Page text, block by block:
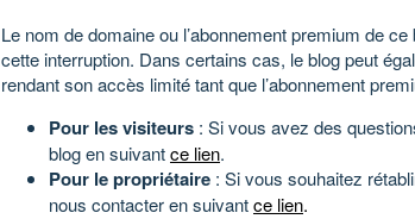
Le nom de domaine ou l’abonnement premium de
cette interruption. Dans certains cas, le blog peut
rendant son accès limité tant que l’abonnement
Pour les visiteurs : Si vous avez des
blog en suivantce lien.
Pour le propriétaire : Si vous souhaitez
nous contacter en suivantce lien.